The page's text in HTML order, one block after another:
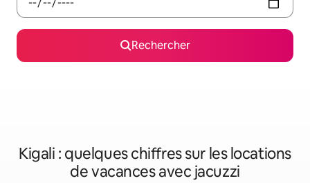
Rechercher
Kigali : quelques chiffres sur les locations
de vacances avec jacuzzi